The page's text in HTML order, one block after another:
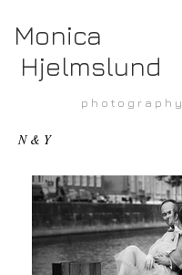
Monica
Hjelmslund
p h o t o g r a p h y
N & Y